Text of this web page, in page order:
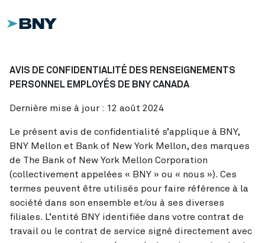
AVIS DE CONFIDENTIALITÉ DES RENSEIGNEMENTS
PERSONNEL EMPLOYÉS DE BNY CANADA
Dernière mise à jour : 12 août 2024
Le présent avis de confidentialité s’applique à BNY,
BNY Mellon et Bank of New York Mellon, des marques
de The Bank of New York Mellon Corporation
(collectivement appelées « BNY » ou « nous »). Ces
termes peuvent être utilisés pour faire référence à la
société dans son ensemble et/ou à ses diverses
filiales. L’entité BNY identifiée dans votre contrat de
travail ou le contrat de service signé directement avec